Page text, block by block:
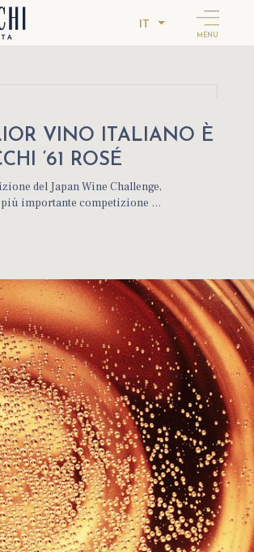
IT
MENU
VINO ITALIANO È
‘61 ROSÉ
del Japan Wine Challenge,
più importante competizione …